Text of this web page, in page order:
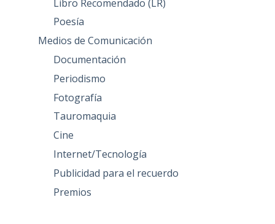
Libro Recomendado (LR)
Poesía
Medios de Comunicación
Documentación
Periodismo
Fotografía
Tauromaquia
Cine
Internet/Tecnología
Publicidad para el recuerdo
Premios